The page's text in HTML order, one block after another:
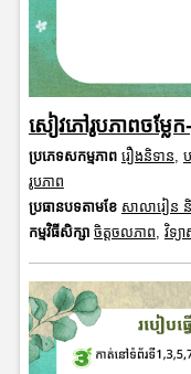
សៀវភៅរូបភាពចម្លែក-
ប្រភេទសកម្មភាព រឿងនិទាន
រូបភាព
ប្រធានបទតាមខែ សាលារៀន និ
កម្មវិធីសិក្សា ចិត្តចលភាព វិទ្យ